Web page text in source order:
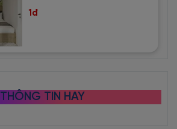
1đ
THÔNG TIN HAY